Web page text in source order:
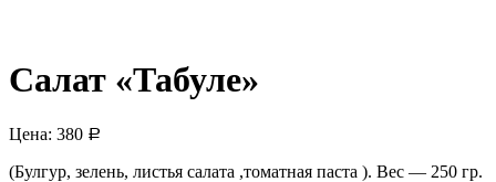
Салат «Табуле»
Цена: 380 Р
(Булгур, зелень, листья салата ,томатная паста ). Вес — 250 гр.